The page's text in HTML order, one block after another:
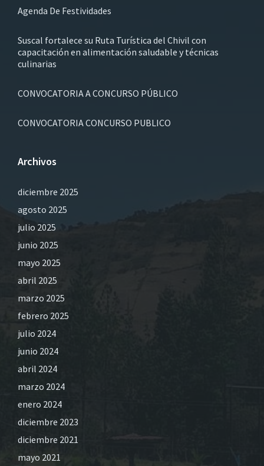
Agenda De Festividades
Suscal fortalece su Ruta Turística del Chivil con
capacitación en alimentación saludable y técnicas
culinarias
CONVOCATORIA A CONCURSO PÚBLICO
CONVOCATORIA CONCURSO PUBLICO
Archivos
diciembre 2025
agosto 2025
julio 2025
junio 2025
mayo 2025
abril 2025
marzo 2025
febrero 2025
julio 2024
junio 2024
abril 2024
marzo 2024
enero 2024
diciembre 2023
diciembre 2021
mayo 2021